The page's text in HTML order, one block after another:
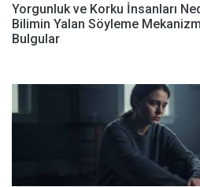
Yorgunluk ve Korku İnsanları
Bilimin Yalan Söyleme
Bulgular